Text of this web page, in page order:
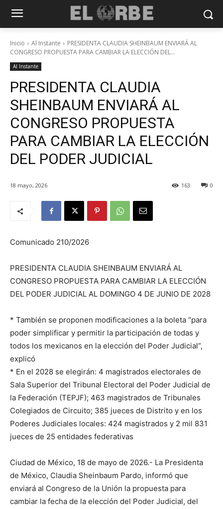
Inicio Al Instante
PRESIDENTA CLAUDIA SHEINBAUM ENVIARÁ AL
CONGRESO PROPUESTA PARA CAMBIAR LA ELECCIÓN DEL...
Al Instante
PRESIDENTA CLAUDIA
SHEINBAUM ENVIARÁ AL
CONGRESO PROPUESTA
PARA CAMBIAR LA ELECCIÓN
DEL PODER JUDICIAL
18 mayo, 2026 0
163
Comunicado 210/2026
PRESIDENTA CLAUDIA SHEINBAUM ENVIARÁ AL
CONGRESO PROPUESTA PARA CAMBIAR LA ELECCIÓN
DEL PODER JUDICIAL AL DOMINGO 4 DE JUNIO DE 2028
* También se proponen modificaciones a la boleta “para
poder simplificar y permitir la participación de todas y
todos los mexicanos en la elección del Poder Judicial”,
explicó
* En el 2028 se elegirán: 4 magistrados electorales de
Sala Superior del Tribunal Electoral del Poder Judicial de
la Federación (TEPJF); 463 magistrados de Tribunales
Colegiados de Circuito; 385 jueces de Distrito y en los
Poderes Judiciales locales: 424 magistrados y 2 mil 831
jueces de 25 entidades federativas
Ciudad de México, 18 de mayo de 2026.- La Presidenta
de México, Claudia Sheinbaum Pardo, informó que
enviará al Congreso de la Unión la propuesta para
cambiar la fecha de la elección del Poder Judicial, del